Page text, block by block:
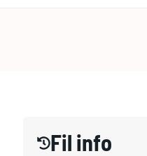
Fil info